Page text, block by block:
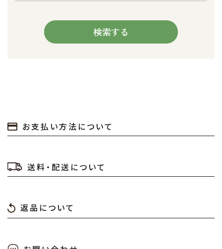
検索する
検索する
お支払い方法について
送料・配送について
返品について